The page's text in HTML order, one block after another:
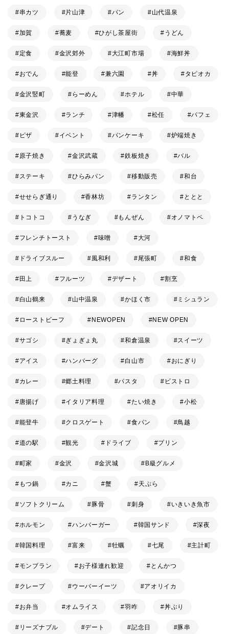
串カツ 片山津 パン 山代温泉
加賀 蕎麦 ひがし茶屋街 うどん
定食 金沢郊外 大江町市場 海鮮丼
おでん 能登 兼六園 丼 タピオカ
金沢竪町 らーめん ホテル 中華
東金沢 ランチ 津幡 松任 パフェ
ピザ イベント パンケーキ 炉端焼き
原子焼き 金沢武蔵 鉄板焼き バル
ステーキ ひらみパン 移動販売 和台
せせらぎ通り 香林坊 ランタン ととと
トコトコ うなぎ もんぜん オノマトペ
フレンチトースト 味噌 大河
ドライブスルー 風和利 尾張町 和食
田上 フルーツ デザート 割烹
白山鶴来 山中温泉 かほく市 ミシュラン
ローストビーフ NEWOPEN NEW OPEN
サゴシ ぎょぎょ丸 和倉温泉 スイーツ
アイス ハンバーグ 白山市 おにぎり
カレー 郷土料理 パスタ ビストロ
唐揚げ イタリア料理 たい焼き 小松
能登牛 クロスゲート 食パン 鳥越
道の駅 観光 ドライブ プリン
町家 金沢 金沢城 B級グルメ
もつ鍋 カニ 蟹 天ぷら
ソフトクリーム 豚骨 刺身 いきいき魚市
ホルモン ハンバーガー 韓国サンド 深夜
韓国料理 富来 牡蠣 七尾 主計町
モンブラン お子様連れ歓迎 とんかつ
クレープ ウーバーイーツ アオリイカ
お弁当 オムライス 羽咋 丼ぶり
リーズナブル デート 記念日 豚串